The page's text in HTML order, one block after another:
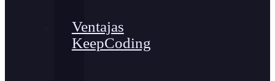
Ventajas
KeepCoding